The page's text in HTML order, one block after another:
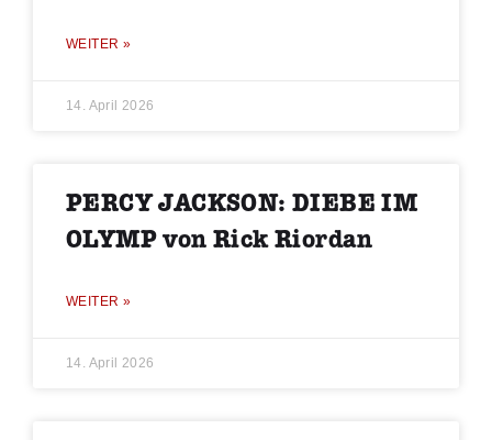
WEITER »
14. April 2026
PERCY JACKSON: DIEBE IM
OLYMP von Rick Riordan
WEITER »
14. April 2026